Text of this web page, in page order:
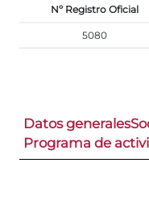
Nº Registro Oficial
5080
Datos generales
Programa de